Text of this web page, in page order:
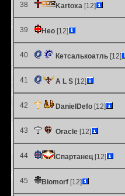
38 Kartoxa [12]
39 Heo [12]
40 Кетсалькоатль [12]
41 A L S [12]
42 DanielDefo [12]
43 Oracle [12]
44 Спартанец[12]
45 Biomorf [12]